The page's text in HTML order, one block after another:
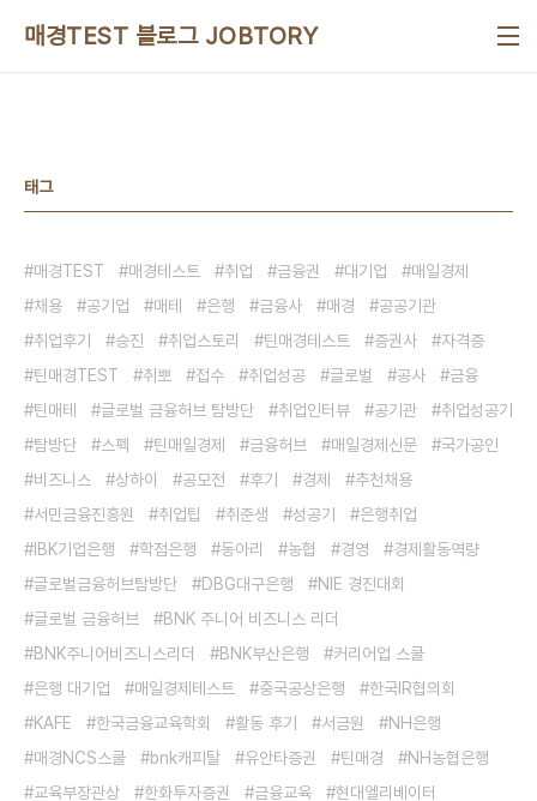
매경TEST 블로그 JOBTORY
태그
매경TEST 매경테스트 취업 금융권 대기업
매일경제
채용
공기업 매테 은행 금융사 매경
공공기관
취업후기
승진 취업스토리 틴매경테스트 증권사
자격증
틴매경TEST
취뽀 접수 취업성공 글로벌 공사
금융
틴매테
글로벌 금융허브 탐방단 취업인터뷰 공기관
취업성공기
탐방단
스펙 틴매일경제 금융허브 매일경제신문
국가공인
비즈니스
상하이 공모전 후기 경제
추천채용
서민금융진흥원
취업팁 취준생 성공기
은행취업
IBK기업은행
학점은행 동아리 농협 경영
경제활동역량
글로벌금융허브탐방단
DBG대구은행
NIE 경진대회
글로벌 금융허브
BNK 주니어 비즈니스 리더
BNK주니어비즈니스리더
BNK부산은행
커리어업 스쿨
은행 대기업
매일경제테스트 중국공상은행
한국IR협의회
KAFE
한국금융교육학회 활동 후기 서금원
NH은행
매경NCS스쿨
bnk캐피탈 유안타증권 틴매경
NH농협은행
교육부장관상
한화투자증권 금융교육
현대엘리베이터